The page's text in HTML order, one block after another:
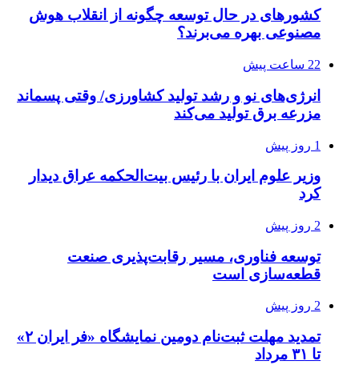
کشورهای در حال توسعه چگونه از انقلاب هوش
مصنوعی بهره می‌برند؟
22 ساعت پیش
انرژی‌های نو و رشد تولید کشاورزی/ وقتی پسماند
مزرعه‌ برق تولید می‌کند
1 روز پیش
وزیر علوم ایران با رئیس بیت‌الحکمه عراق دیدار
کرد
2 روز پیش
توسعه فناوری، مسیر رقابت‌پذیری صنعت
قطعه‌سازی است
2 روز پیش
تمدید مهلت ثبت‌نام دومین نمایشگاه «فر ایران ۲»
تا ۳۱ مرداد